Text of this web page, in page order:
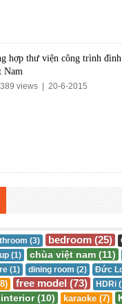
hợp thư viện công trình
Nam
views | 20-6-2015
(3) bedroom (25)
(1)
chùa việt nam (11)
(1)
dining room (2) Đức
free model (73) HDRi
interior (10) karaoke (7)